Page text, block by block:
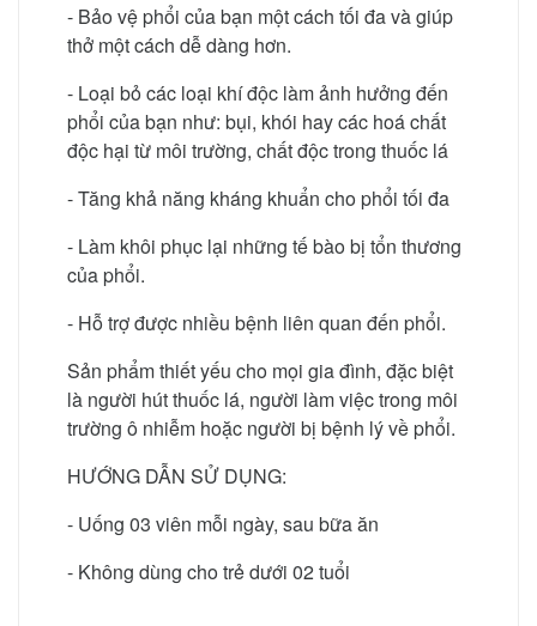
- Bảo vệ phổi của bạn một cách tối đa và giúp
thở một cách dễ dàng hơn.
- Loại bỏ các loại khí độc làm ảnh hưởng đến
phổi của bạn như: bụi, khói hay các hoá chất
độc hại từ môi trường, chất độc trong thuốc lá
- Tăng khả năng kháng khuẩn cho phổi tối đa
- Làm khôi phục lại những tế bào bị tổn thương
của phổi.
- Hỗ trợ được nhiều bệnh liên quan đến phổi.
Sản phẩm thiết yếu cho mọi gia đình, đặc biệt
là người hút thuốc lá, người làm việc trong môi
trường ô nhiễm hoặc người bị bệnh lý về phổi.
HƯỚNG DẪN SỬ DỤNG:
- Uống 03 viên mỗi ngày, sau bữa ăn
- Không dùng cho trẻ dưới 02 tuổi